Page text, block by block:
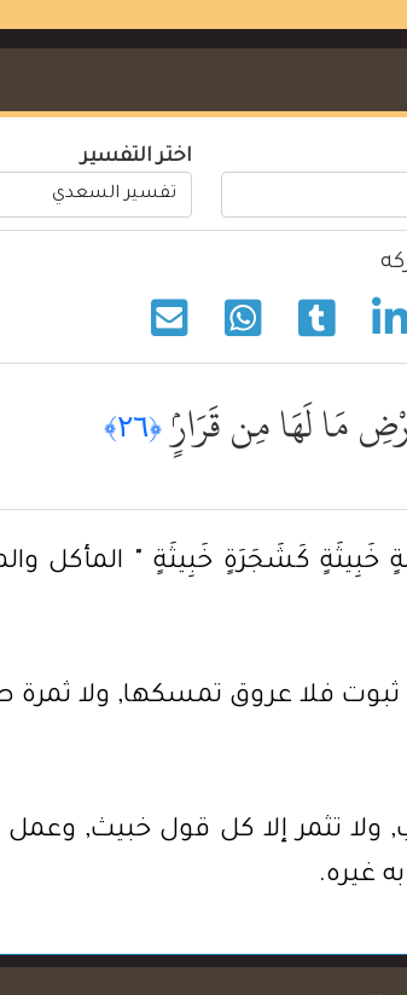
اختر التفسير
مَا لَهَا مِن قَرَارٍۢ ﴿٢٦﴾
خَبِيثَةٍ كَشَجَرَةٍ خَبِيثَةٍ " المأكل
فلا عروق تمسكها, ولا ثمرة
ولا تثمر إلا كل قول خبيث,
غيره.